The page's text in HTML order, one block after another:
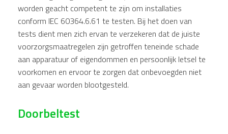
worden geacht competent te zijn om installaties
conform IEC 60364.6.61 te testen. Bij het doen van
tests dient men zich ervan te verzekeren dat de juiste
voorzorgsmaatregelen zijn getroffen teneinde schade
aan apparatuur of eigendommen en persoonlijk letsel te
voorkomen en ervoor te zorgen dat onbevoegden niet
aan gevaar worden blootgesteld.
Doorbeltest